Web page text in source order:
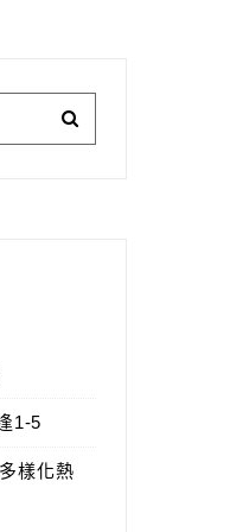
1-5
樣化熱